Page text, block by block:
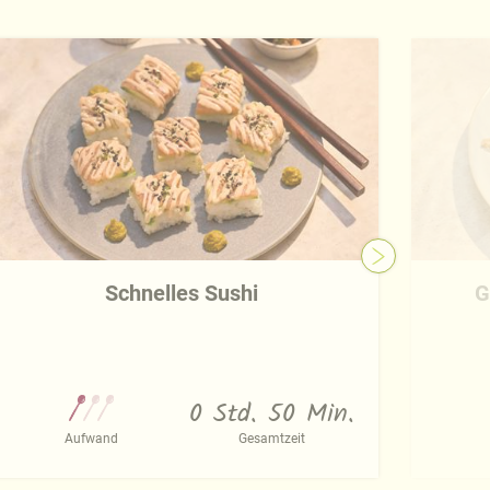
Schnelles Sushi
Aufwand
0 Std. 50 Min.
Gesamtzeit